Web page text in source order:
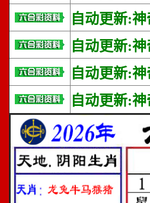
自动更新:
自动更新:
自动更新:
自动更新: